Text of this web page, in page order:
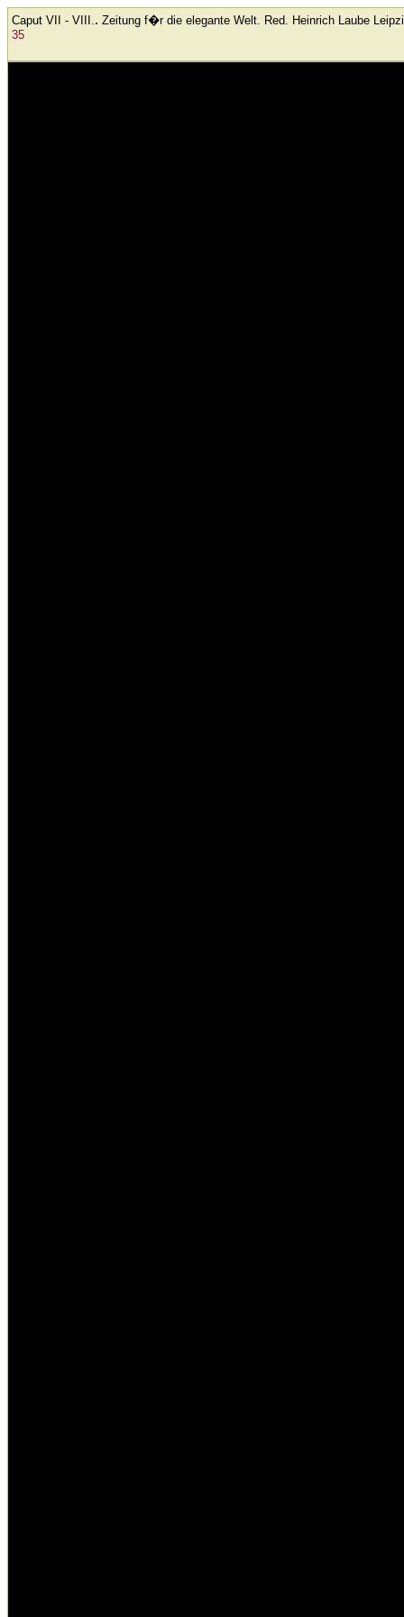
Caput VII - VIII.. Zeitung f�r die elegante Welt. Red. Heinrich Laube
35